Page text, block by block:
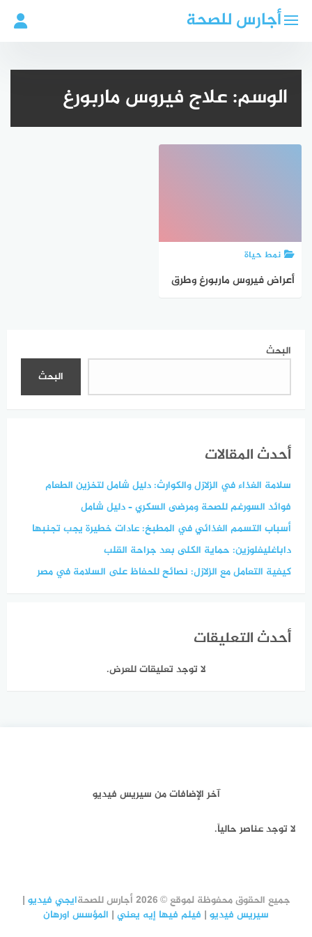
أجارس للصحة
الوسم:علاج فيروس ماربورغ
نمط حياة
أعراض فيروس ماربورغ وطرق
البحث
البحث
أحدث المقالات
سلامة الغذاء في الزلازل والكوارث: دليل شامل لتخزين الطعام
فوائد السورغم للصحة ومرضى السكري – دليل شامل
أسباب التسمم الغذائي في المطبخ: عادات خطيرة يجب تجنبها
داباغليفلوزين: حماية الكلى بعد جراحة القلب
كيفية التعامل مع الزلازل: نصائح للحفاظ على السلامة في مصر
أحدث التعليقات
لا توجد تعليقات للعرض.
آخر الإضافات من سيريس فيديو
لا توجد عناصر حالياً.
جميع الحقوق محفوظة لموقع © 2026 أجارس للصحة ايجي فيديو |
سيريس فيديو | فيلم فيها إيه يعني | المؤسس اورهان